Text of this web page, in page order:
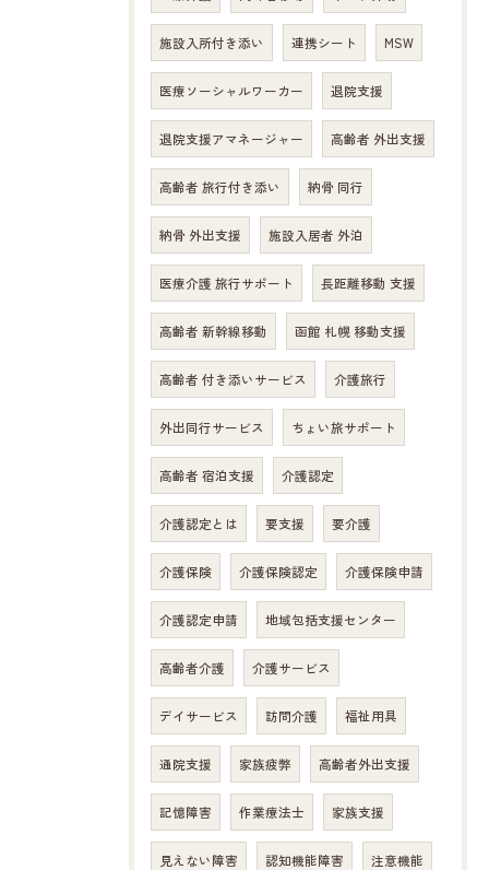
施設入所付き添い 連携シート MSW
医療ソーシャルワーカー 退院支援
退院支援アマネージャー 高齢者 外出支援
高齢者 旅行付き添い 納骨 同行
納骨 外出支援 施設入居者 外泊
医療介護 旅行サポート 長距離移動 支援
高齢者 新幹線移動 函館 札幌 移動支援
高齢者 付き添いサービス 介護旅行
外出同行サービス ちょい旅サポート
高齢者 宿泊支援 介護認定
介護認定とは 要支援 要介護
介護保険 介護保険認定 介護保険申請
介護認定申請 地域包括支援センター
高齢者介護 介護サービス
デイサービス 訪問介護 福祉用具
通院支援 家族疲弊 高齢者外出支援
記憶障害 作業療法士 家族支援
見えない障害 認知機能障害 注意機能
お問い合わせはこちら